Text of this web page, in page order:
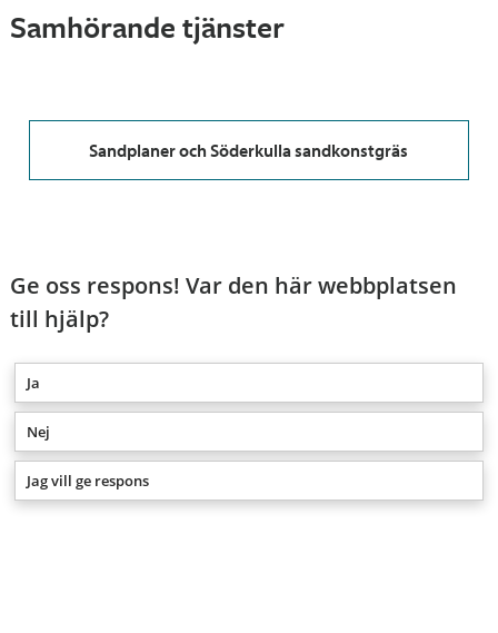
Samhörande tjänster
Sandplaner och Söderkulla sandkonstgräs
Ge oss respons! Var den här webbplatsen
till hjälp?
Ja
Nej
Jag vill ge respons